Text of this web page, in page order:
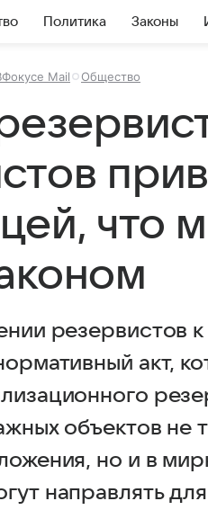
Политика Законы
Mail Общество
что
резервистов
акт,
объектов не
но и в
направлять